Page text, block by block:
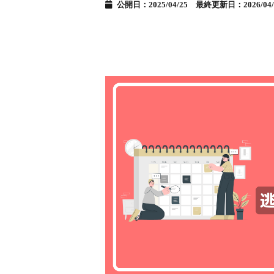
公開日：2025/04/25 最終更新日：2026/